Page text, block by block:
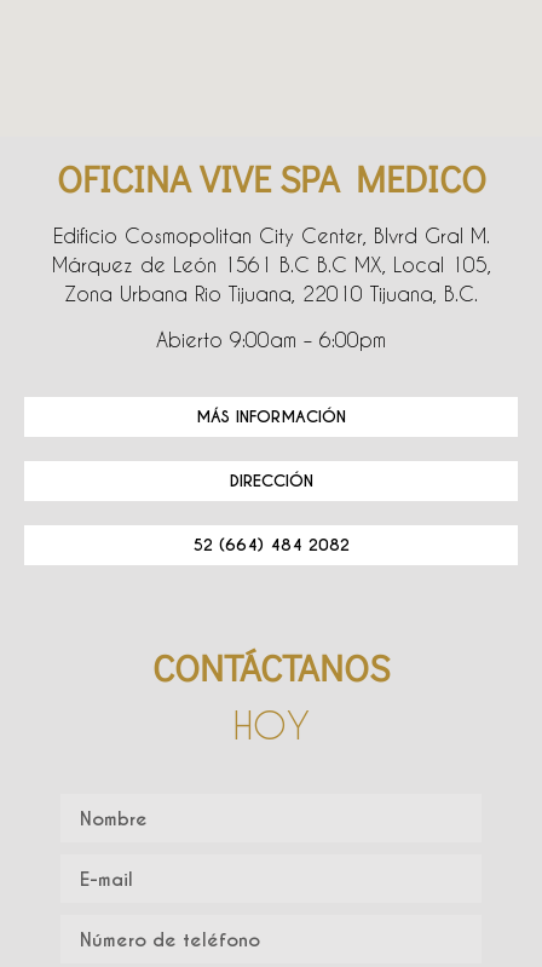
OFICINA VIVE SPA MEDICO
Edificio Cosmopolitan City Center, Blvrd Gral M.
Márquez de León 1561 B.C B.C MX, Local 105,
Zona Urbana Rio Tijuana, 22010 Tijuana, B.C.
Abierto 9:00am – 6:00pm
MÁS INFORMACIÓN
DIRECCIÓN
52 (664) 484 2082
CONTÁCTANOS
HOY